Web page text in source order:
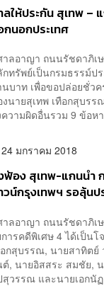
ลให้ประกัน สุเทพ –
กนอกประเทศ
ลอาญา ถนนรัชดาภิเ
ทรัพย์เป็นกรมธรรม์ป
นบาท เพื่อขอปล่อยชั่ว
งนายสุเทพ เทือกสุบร
ความผิดอื่นรวม 9 ข้อ
24 มกราคม 2018
ฟ้อง สุเทพ-แกนนำ
วน์กรุงเทพฯ รอลุ้น
ลอาญา ถนนรัชดาภิเ
การคดีพิเศษ 4 ได้เป็น
อกสุบรรณ, นายสาทิต
ต์, นายอิสสระ สมชัย,
วรรณ และนายเอกนั